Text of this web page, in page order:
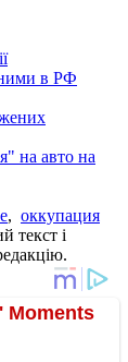
в РФ
на авто на
, оккупация
текст і